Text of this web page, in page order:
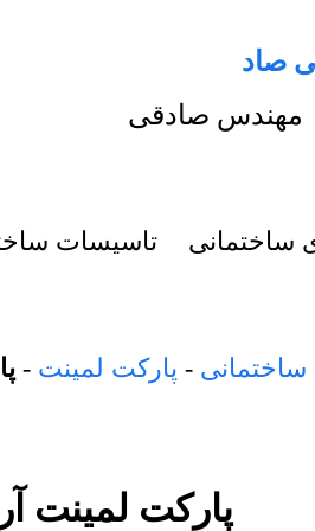
صاد
مهندس صادقی
ساختمانی تاسیسات
ساختمانی - پارکت لمینت -
پارکت لمینت آرتا کد